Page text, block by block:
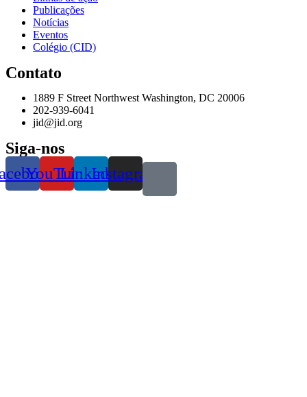
Publicações
Notícias
Eventos
Colégio (CID)
Contato
1889 F Street Northwest Washington, DC 20006
202-939-6041
jid@jid.org
Siga-nos
YouTubeLinkedin
Instagram